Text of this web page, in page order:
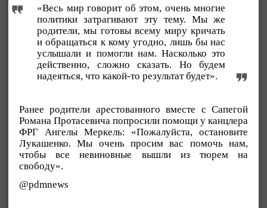
«Весь мир говорит об этом, очень многие
политики затрагивают эту тему. Мы же
родители, мы готовы всему миру кричать
и обращаться к кому угодно, лишь бы нас
услышали и помогли нам. Насколько это
действенно, сложно сказать. Но будем
надеяться, что какой-то результат будет».
Ранее родители арестованного вместе с Сапегой
Романа Протасевича попросили помощи у канцлера
ФРГ Ангелы Меркель: «Пожалуйста, остановите
Лукашенко. Мы очень просим вас помочь нам,
чтобы все невиновные вышли из тюрем на
свободу».
@pdmnews